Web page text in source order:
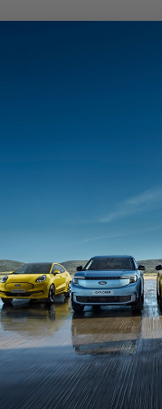
de vânzare, TVA inclus. Vă
sunt accesorii alese cu
Inc. și orice utilizare a unor astfel
proprietari